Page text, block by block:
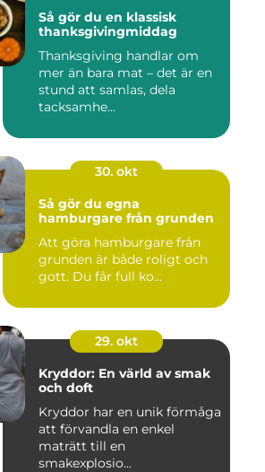
Så gör du en klassisk
thanksgivingmiddag
Thanksgiving handlar om
mer än bara mat – det är en
stund att samlas, dela
tacksamhe...
30. okt
Så gör du egna
hamburgare från grunden
Att göra hamburgare från
grunden är både roligt och
gott. Du får full ko...
29. okt
Kryddor: En värld av smak
och doft
Kryddor har en unik förmåga
att förvandla en enkel
maträtt till en
smakexplosio...